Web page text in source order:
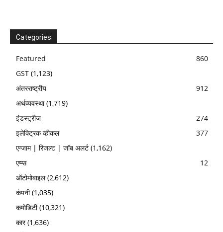
Categories
Featured
860
GST (1,123)
अंतरराष्ट्रीय
912
अर्थव्यवस्था(1,719)
इंडस्ट्रीज
274
इलेक्ट्रिक व्हीकल
377
एग्जाम | रिजल्ट | जॉब अलर्ट (1,162)
एप्प्स
12
ऑटोमोबाइल(2,612)
कंपनी(1,035)
कमोडिटी(10,321)
कार(1,636)